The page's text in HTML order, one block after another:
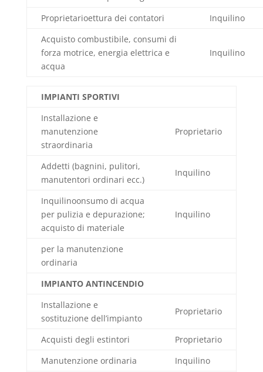
Proprietarioettura dei contatori
Inquilino
Acquisto combustibile, consumi di
forza motrice, energia elettrica e
acqua
Inquilino
IMPIANTI SPORTIVI
Installazione e
manutenzione
straordinaria
Proprietario
Addetti (bagnini, pulitori,
manutentori ordinari ecc.)
Inquilino
Inquilinoonsumo di acqua
per pulizia e depurazione;
acquisto di materiale
Inquilino
per la manutenzione
ordinaria
IMPIANTO ANTINCENDIO
Installazione e
sostituzione dell’impianto
Proprietario
Acquisti degli estintori
Proprietario
Manutenzione ordinaria
Inquilino